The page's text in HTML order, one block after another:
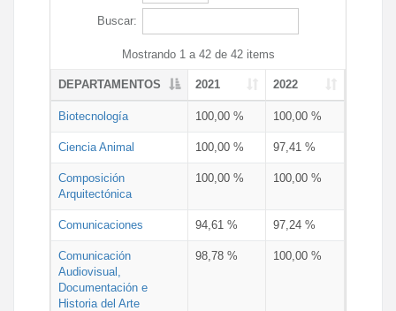
Buscar:
Mostrando 1 a 42 de 42 items
DEPARTAMENTOS 2021 2022
Biotecnología 100,00 % 100,00 %
Ciencia Animal 100,00 % 97,41 %
Composición
Arquitectónica
100,00 % 100,00 %
Comunicaciones 94,61 % 97,24 %
Comunicación
Audiovisual,
Documentación e
Historia del Arte
98,78 % 100,00 %